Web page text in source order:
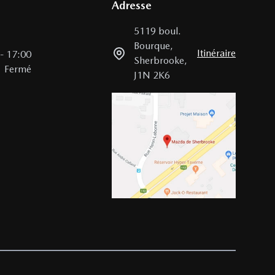
- 17:00
Fermé
Adresse
5119 boul.
Bourque,
Sherbrooke,
J1N 2K6
Itinéraire